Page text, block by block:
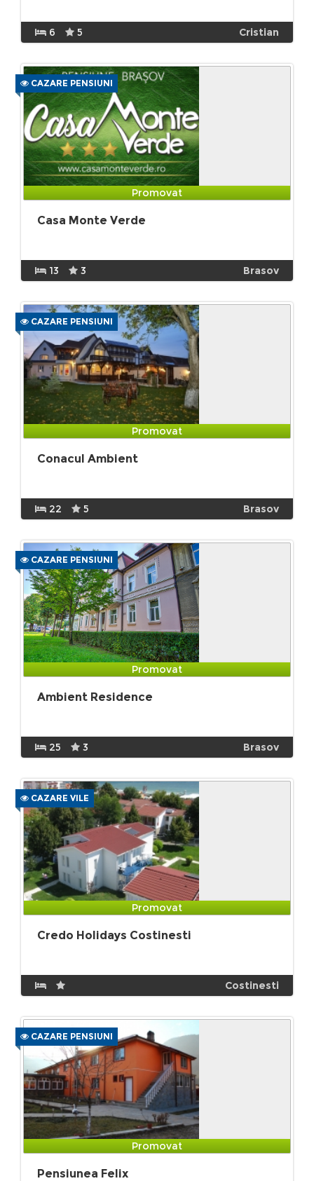
6 5 Cristian
CAZARE PENSIUNI
Promovat
Casa Monte Verde
13 3 Brasov
CAZARE PENSIUNI
Promovat
Conacul Ambient
22 5 Brasov
CAZARE PENSIUNI
Promovat
Ambient Residence
25 3 Brasov
CAZARE VILE
Promovat
Credo Holidays Costinesti
Costinesti
CAZARE PENSIUNI
Promovat
Pensiunea Felix